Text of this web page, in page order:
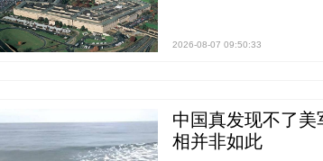
2026-08-07 09:50:33
中国真发现不了
相并非如此